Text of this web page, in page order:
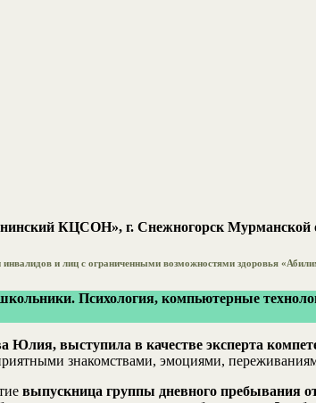
КЦСОН», г. Снежногорск Мурманской
и лиц с ограниченными возможностями здоровья
Психология, компьютерные
выступила в качестве эксперта
знакомствами, эмоциями,
выпускница группы дневного пребывания